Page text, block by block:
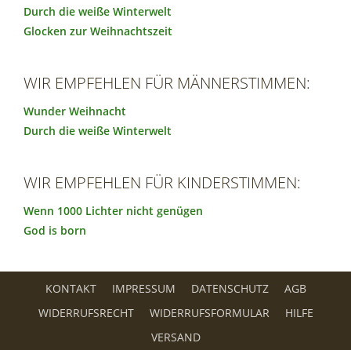
Durch die weiße Winterwelt
Glocken zur Weihnachtszeit
WIR EMPFEHLEN FÜR MÄNNERSTIMMEN:
Wunder Weihnacht
Durch die weiße Winterwelt
WIR EMPFEHLEN FÜR KINDERSTIMMEN:
Wenn 1000 Lichter nicht genügen
God is born
KONTAKT IMPRESSUM DATENSCHUTZ
AGB
WIDERRUFSRECHT
WIDERRUFSFORMULAR
HILFE
VERSAND